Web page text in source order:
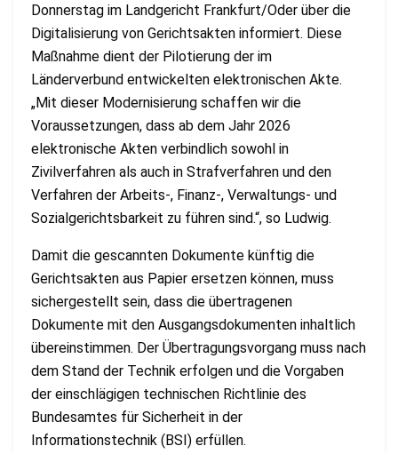
Donnerstag im Landgericht Frankfurt/Oder über die
Digitalisierung von Gerichtsakten informiert. Diese
Maßnahme dient der Pilotierung der im
Länderverbund entwickelten elektronischen Akte.
„Mit dieser Modernisierung schaffen wir die
Voraussetzungen, dass ab dem Jahr 2026
elektronische Akten verbindlich sowohl in
Zivilverfahren als auch in Strafverfahren und den
Verfahren der Arbeits-, Finanz-, Verwaltungs- und
Sozialgerichtsbarkeit zu führen sind.“, so Ludwig.
Damit die gescannten Dokumente künftig die
Gerichtsakten aus Papier ersetzen können, muss
sichergestellt sein, dass die übertragenen
Dokumente mit den Ausgangsdokumenten inhaltlich
übereinstimmen. Der Übertragungsvorgang muss nach
dem Stand der Technik erfolgen und die Vorgaben
der einschlägigen technischen Richtlinie des
Bundesamtes für Sicherheit in der
Informationstechnik (BSI) erfüllen.